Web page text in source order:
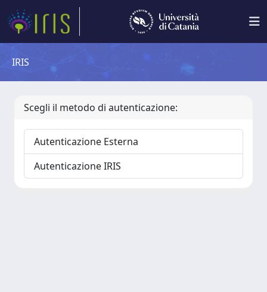
IRIS
Scegli il metodo di autenticazione:
Autenticazione Esterna
Autenticazione IRIS